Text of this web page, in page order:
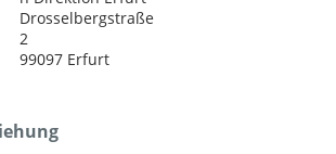
Drosselbergstraße
2
99097 Erfurt